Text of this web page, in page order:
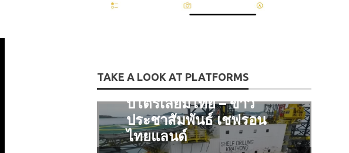
TAKE A LOOK AT PLATFORMS
55 ปี เชฟรอน พัฒนา
ปิโตรเลียมไทย – ข่าว
ประชาสัมพันธ์ เชฟรอน
ไทยแลนด์